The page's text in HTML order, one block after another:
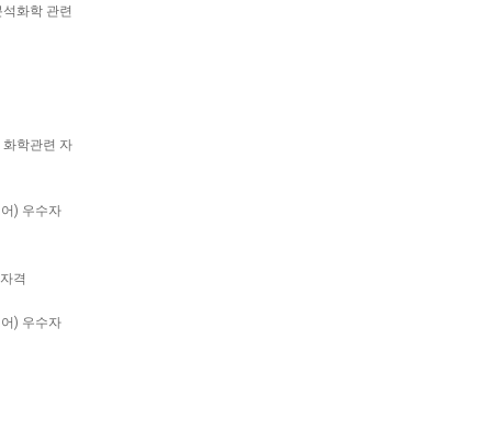
화학 관련
화학관련 자
) 우수자
격
) 우수자